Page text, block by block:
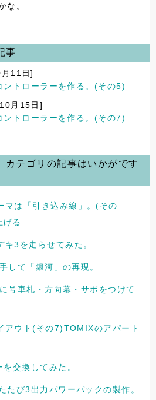
な。
事
11日]
ントローラーを作る。(その5)
月15日]
ントローラーを作る。(その7)
カテゴリの記事はいかがです
マは「引き込み線」。(その
げる
キ3を走らせてみた。
して「銀河」の再現。
号車札・方向幕・サボをつけて
アウト(その7)TOMIXのアパート
交換してみた。
たび3出力パワーパックの製作。